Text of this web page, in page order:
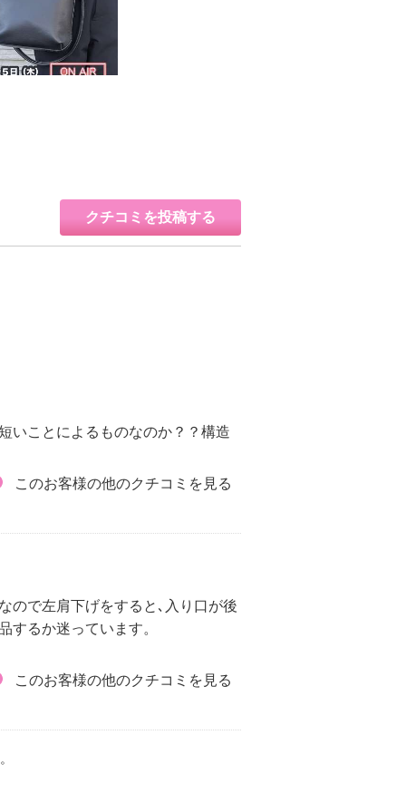
クチコミを投稿する
いことによるものなのか？？構造
このお客様の他のクチコミを見る
ので左肩下げをすると､入り口が後
するか迷っています。
このお客様の他のクチコミを見る